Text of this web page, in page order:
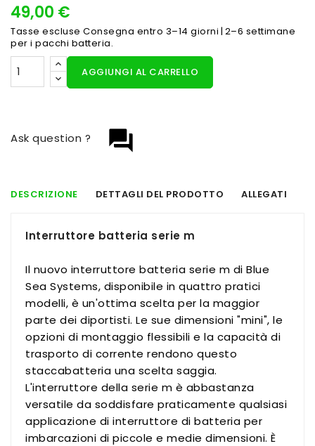
49,00 €
Tasse escluse Consegna entro 3–14 giorni | 2–6 settimane
per i pacchi batteria.
AGGIUNGI AL CARRELLO
question_answer
Ask question ?
DESCRIZIONE DETTAGLI DEL PRODOTTO ALLEGATI
Interruttore batteria serie m
Il nuovo interruttore batteria serie m di Blue
Sea Systems, disponibile in quattro pratici
modelli, è un'ottima scelta per la maggior
parte dei diportisti. Le sue dimensioni "mini", le
opzioni di montaggio flessibili e la capacità di
trasporto di corrente rendono questo
staccabatteria una scelta saggia.
L'interruttore della serie m è abbastanza
versatile da soddisfare praticamente qualsiasi
applicazione di interruttore di batteria per
imbarcazioni di piccole e medie dimensioni. È